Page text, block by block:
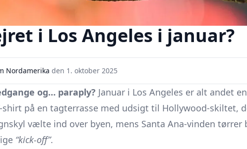
i Los Angeles i januar?
Nordamerika den 1. oktober 2025
og… paraply? Januar i Los Angeles er alt andet
shirt på en tagterrasse med udsigt til Hollywood-skiltet,
vælte ind over byen, mens Santa Ana-vinden tørrer
“kick-off”.